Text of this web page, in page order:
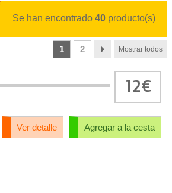
Se han encontrado 40 producto(s)
Mostrar todos
1 2
12€
Agregar a la cesta
Ver detalle